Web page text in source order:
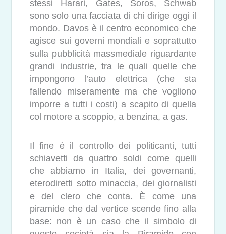
stessi Harari, Gates, Soros, Schwab
sono solo una facciata di chi dirige oggi il
mondo. Davos è il centro economico che
agisce sui governi mondiali e soprattutto
sulla pubblicità massmediale riguardante
grandi industrie, tra le quali quelle che
impongono l’auto elettrica (che sta
fallendo miseramente ma che vogliono
imporre a tutti i costi) a scapito di quella
col motore a scoppio, a benzina, a gas.
Il fine è il controllo dei politicanti, tutti
schiavetti da quattro soldi come quelli
che abbiamo in Italia, dei governanti,
eterodiretti sotto minaccia, dei giornalisti
e del clero che conta. È come una
piramide che dal vertice scende fino alla
base: non è un caso che il simbolo di